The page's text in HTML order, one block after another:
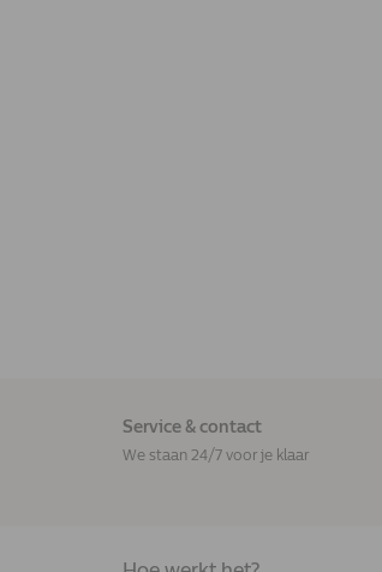
Service & contact
We staan 24/7 voor je klaar